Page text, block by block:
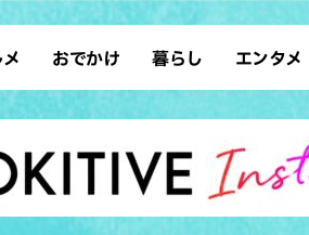
ン 沖縄そば
ウト カフェ
和食・日本料理
おでかけ
デート ドライブ
散歩 ソロ活
暮らし
レシピ
ファッション
沖縄移住
エンタメ
スポーツ
タレント・